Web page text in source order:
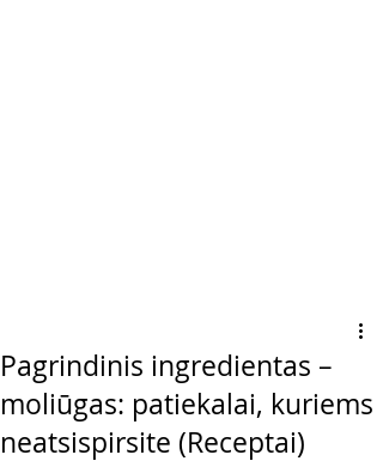
Pagrindinis ingredientas –
moliūgas: patiekalai, kuriems
neatsispirsite (Receptai)